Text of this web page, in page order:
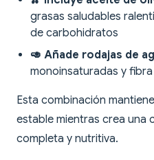
grasas saludables
de carbohidratos
🥑 Añade rodajas de
monoinsaturadas y
Esta combinación
estable mientras crea una
completa y nutritiva.